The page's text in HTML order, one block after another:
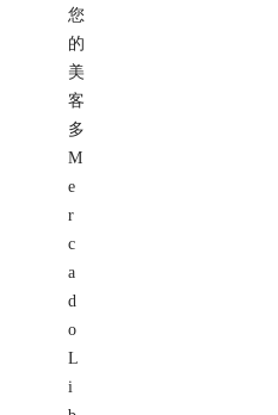
您
的
美
客
多
M
e
r
c
a
d
o
L
i